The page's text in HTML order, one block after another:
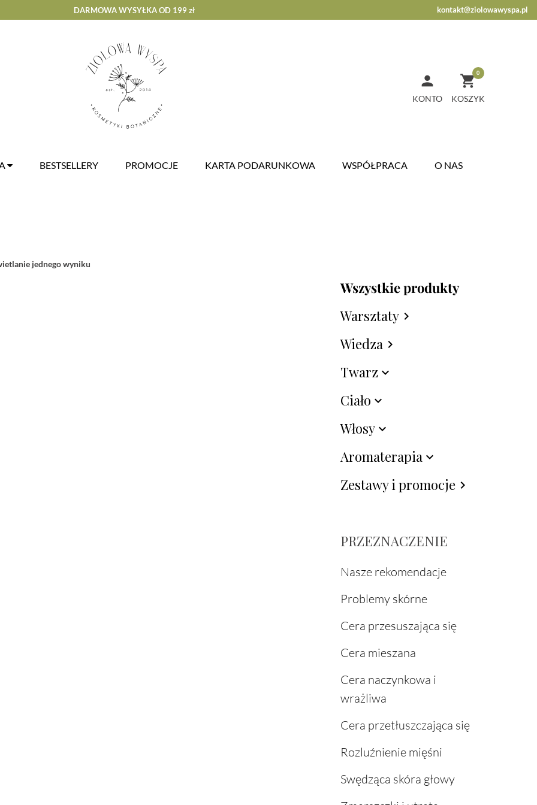
DARMOWA WYSYŁKA OD 199 zł kontakt@ziolowawyspa.pl
0

KONTO
BESTSELLERY PROMOCJE KARTA PODARUNKOWA WSPÓŁPRACA O NAS
jednego wyniku
Wszystkie produkty
Warsztatychevron_right
Wiedza chevron_right
Twarzexpand_more
Ciało expand_more
Włosyexpand_more
Aromaterapia expand_more
Zestawy i promocje chevron_right
PRZEZNACZENIE
Nasze rekomendacje
Problemy skórne
Cera przesuszająca się
Cera mieszana
Cera naczynkowa i
wrażliwa
Cera przetłuszczająca się
Rozluźnienie mięśni
Swędząca skóra głowy